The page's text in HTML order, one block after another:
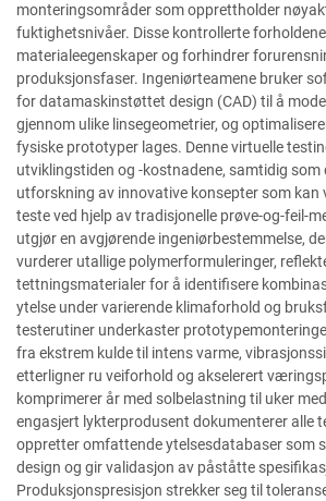
monteringsområder som opprettholder
fuktighetsnivåer. Disse kontrollerte
materialeegenskaper og forhindrer
produksjonsfaser. Ingeniørteamene bruker
for datamaskinstøttet design (CAD) til å
gjennom ulike linsegeometrier, og
fysiske prototyper lages. Denne virtuelle
utviklingstiden og -kostnadene, samtidig som
utforskning av innovative konsepter som kan
teste ved hjelp av tradisjonelle prøve-og-feil-
utgjør en avgjørende ingeniørbestemmelse,
vurderer utallige polymerformuleringer,
tettningsmaterialer for å identifisere
ytelse under varierende klimaforhold og
testerutiner underkaster
fra ekstrem kulde til intens varme,
etterligner ru veiforhold og akselerert
komprimerer år med solbelastning til uker
engasjert lykterprodusent dokumenterer alle
oppretter omfattende ytelsesdatabaser som
design og gir validasjon av påståtte
Produksjonspresisjon strekker seg til